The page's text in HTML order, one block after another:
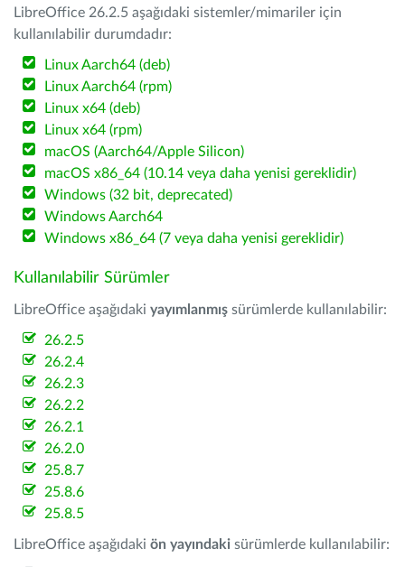
LibreOffice 26.2.5 aşağıdaki sistemler/mimariler için
kullanılabilir durumdadır:
Linux Aarch64 (deb)
Linux Aarch64 (rpm)
Linux x64 (deb)
Linux x64 (rpm)
macOS (Aarch64/Apple Silicon)
macOS x86_64 (10.14 veya daha yenisi gereklidir)
Windows (32 bit, deprecated)
Windows Aarch64
Windows x86_64 (7 veya daha yenisi gereklidir)
Kullanılabilir Sürümler
LibreOffice aşağıdaki yayımlanmış sürümlerde kullanılabilir:
26.2.5
26.2.4
26.2.3
26.2.2
26.2.1
26.2.0
25.8.7
25.8.6
25.8.5
LibreOffice aşağıdaki ön yayındaki sürümlerde kullanılabilir: